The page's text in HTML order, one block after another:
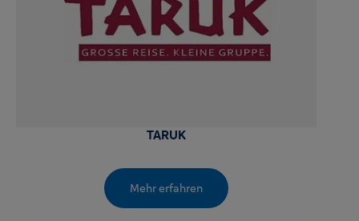
TARUK
Mehr erfahren